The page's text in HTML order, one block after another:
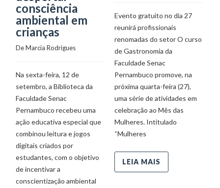
consciência
ambiental em
crianças
De Marcia Rodrigues
Na sexta-feira, 12 de
setembro, a Biblioteca da
Faculdade Senac
Pernambuco recebeu uma
ação educativa especial que
combinou leitura e jogos
digitais criados por
estudantes, com o objetivo
de incentivar a
conscientização ambiental
Evento gratuito no dia 27
reunirá profissionais
renomadas do setor O curso
de Gastronomia da
Faculdade Senac
Pernambuco promove, na
próxima quarta-feira (27),
uma série de atividades em
celebração ao Mês das
Mulheres. Intitulado
“Mulheres
LEIA MAIS